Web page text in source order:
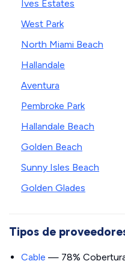
Ives Estates
West Park
North Miami Beach
Hallandale
Aventura
Pembroke Park
Hallandale Beach
Golden Beach
Sunny Isles Beach
Golden Glades
Tipos de
Cable — 78%